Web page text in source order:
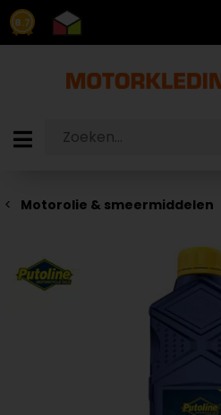
8.7
Motorolie & smeermiddelen